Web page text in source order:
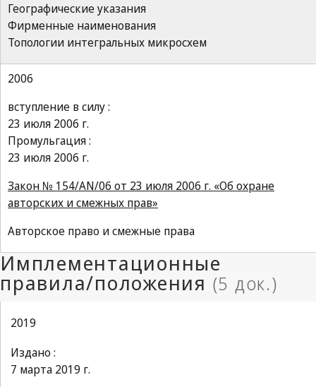
Географические указания
Фирменные наименования
Топологии интегральных микросхем
2006
вступление в силу :
23 июля 2006 г.
Промульгация :
23 июля 2006 г.
Закон № 154/AN/06 от 23 июля 2006 г. «Об охране
авторских и смежных прав»
Авторское право и смежные права
2019
Издано :
7 марта 2019 г.